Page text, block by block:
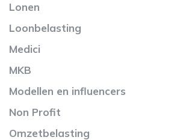
Lonen
Loonbelasting
Medici
MKB
Modellen en influencers
Non Profit
Omzetbelasting